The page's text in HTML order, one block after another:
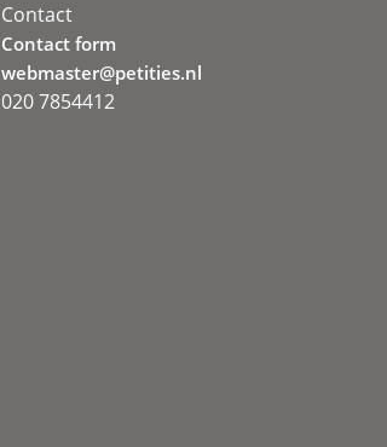
Contact
Contact form
webmaster@petities.nl
020 7854412